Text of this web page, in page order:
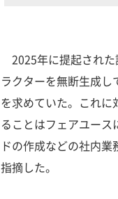
2025年に提起された
ラクターを無断生成
を求めていた。これ
ることはフェアユー
ドの作成などの社内
指摘した。